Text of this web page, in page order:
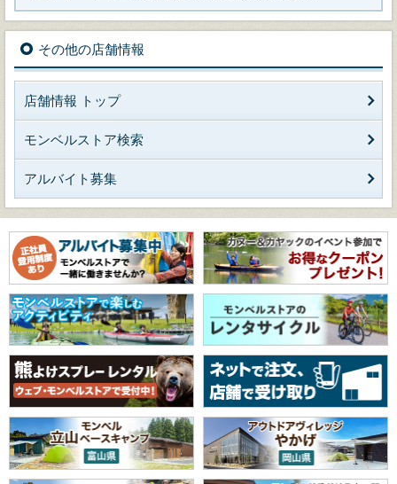
その他の店舗情報
店舗情報 トップ
モンベルストア検索
アルバイト募集